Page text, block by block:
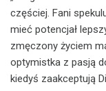
częściej. Fani
mieć potencjał
zmęczony życiem
optymistka z pasją
kiedyś zaakceptują